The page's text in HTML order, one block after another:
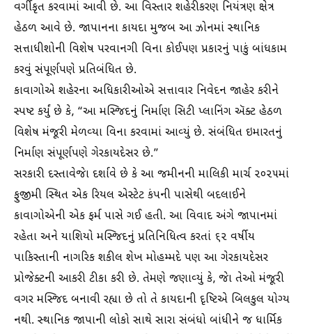
વર્ગીકૃત કરવામાં આવી છે. આ વિસ્તાર શહેરીકરણ નિયંત્રણ ક્ષેત્ર
હેઠળ આવે છે. જાપાનના કાયદા મુજબ આ ઝોનમાં સ્થાનિક
સત્તાધીશોની વિશેષ પરવાનગી વિના કોઈપણ પ્રકારનું પાકું બાંધકામ
કરવું સંપૂર્ણપણે પ્રતિબંધિત છે.
કાવાગોએ શહેરના અધિકારીઓએ સત્તાવાર નિવેદન જાહેર કરીને
સ્પષ્ટ કર્યું છે કે, “આ મસ્જિદનું નિર્માણ સિટી પ્લાનિંગ ઍક્ટ હેઠળ
વિશેષ મંજૂરી મેળવ્યા વિના કરવામાં આવ્યું છે. સંબંધિત ઇમારતનું
નિર્માણ સંપૂર્ણપણે ગેરકાયદેસર છે.”
સરકારી દસ્તાવેજાે દર્શાવે છે કે આ જમીનની માલિકી માર્ચ ૨૦૨૫માં
ફુજીમી સ્થિત એક રિયલ એસ્ટેટ કંપની પાસેથી બદલાઈને
કાવાગોએની એક ફર્મ પાસે ગઈ હતી. આ વિવાદ અંગે જાપાનમાં
રહેતા અને યાશિયો મસ્જિદનું પ્રતિનિધિત્વ કરતાં ૬૨ વર્ષીય
પાકિસ્તાની નાગરિક શકીલ શેખ મોહમ્મદે પણ આ ગેરકાયદેસર
પ્રોજેક્ટની આકરી ટીકા કરી છે. તેમણે જણાવ્યું કે, જાે તેઓ મંજૂરી
વગર મસ્જિદ બનાવી રહ્યા છે તો તે કાયદાની દૃષ્ટિએ બિલકુલ યોગ્ય
નથી. સ્થાનિક જાપાની લોકો સાથે સારા સંબંધો બાંધીને જ ધાર્મિક